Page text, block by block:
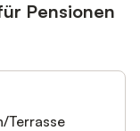
Pensionen
Terrasse